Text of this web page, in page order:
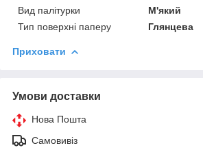
Вид палітурки
М'який
Тип поверхні паперу
Глянцева
Приховати
Умови доставки
Нова Пошта
Самовивіз